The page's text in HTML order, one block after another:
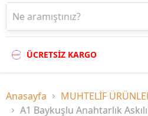
ÜCRETSİZ KARGO
Anasayfa MUHTELİF
A1 Baykuşlu Anahtarlık